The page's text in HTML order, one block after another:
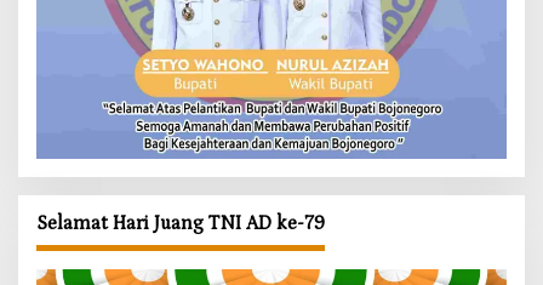
Selamat Hari Juang TNI AD ke-79